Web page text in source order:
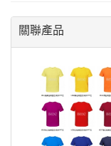
關聯產品